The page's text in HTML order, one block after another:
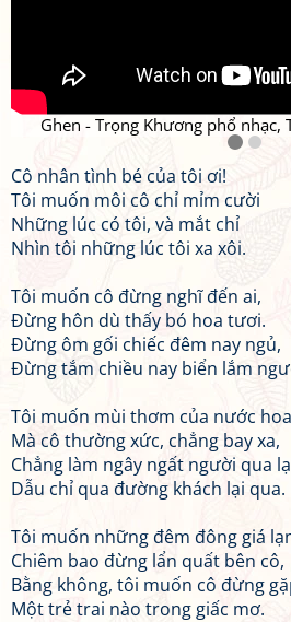
Ghen - Trọng Khương phổ nhạc,
Cô nhân tình bé của tôi ơi!
Tôi muốn môi cô chỉ mỉm cười
Những lúc có tôi, và mắt chỉ
Nhìn tôi những lúc tôi xa xôi.
Tôi muốn cô đừng nghĩ đến ai,
Đừng hôn dù thấy bó hoa tươi.
Đừng ôm gối chiếc đêm nay ngủ,
Đừng tắm chiều nay biển lắm
Tôi muốn mùi thơm của nước
Mà cô thường xức, chẳng bay xa,
Chẳng làm ngây ngất người qua
Dẫu chỉ qua đường khách lại qua.
Tôi muốn những đêm đông giá
Chiêm bao đừng lẩn quất bên cô,
Bằng không, tôi muốn cô đừng
Một trẻ trai nào trong giấc mơ.